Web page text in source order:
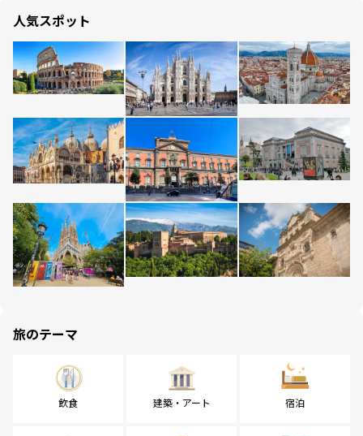
人気スポット
旅のテーマ
飲食 建築・アート 宿泊